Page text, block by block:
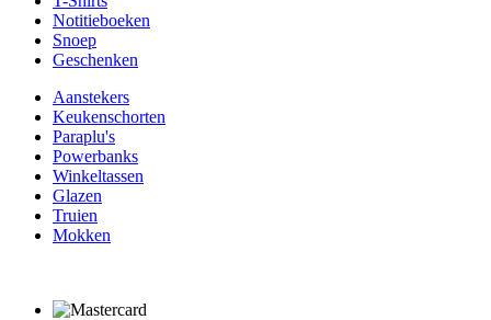
Notitieboeken
Snoep
Geschenken
Aanstekers
Keukenschorten
Paraplu's
Powerbanks
Winkeltassen
Glazen
Truien
Mokken